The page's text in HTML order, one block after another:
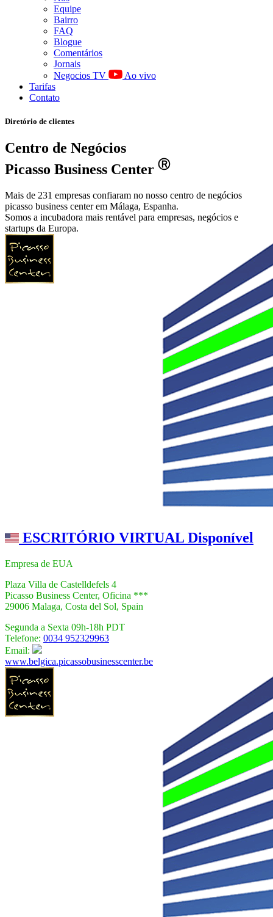
Equipe
Bairro
FAQ
Blogue
Comentários
Jornais
Negocios TV
Ao vivo
Tarifas
Contato
Diretório de clientes
Centro de Negócios
Picasso Business Center Ⓡ
Mais de 231 empresas confiaram no nosso centro de negócios
picasso business center em Málaga, Espanha.
Somos a incubadora mais rentável para empresas, negócios e
startups da Europa.
ESCRITÓRIO VIRTUAL Disponível
Empresa de EUA
Plaza Villa de Castelldefels 4
Picasso Business Center, Oficina ***
29006 Malaga, Costa del Sol, Spain
Segunda a Sexta 09h-18h PDT
Telefone: 0034 952329963
Email:
www.belgica.picassobusinesscenter.be